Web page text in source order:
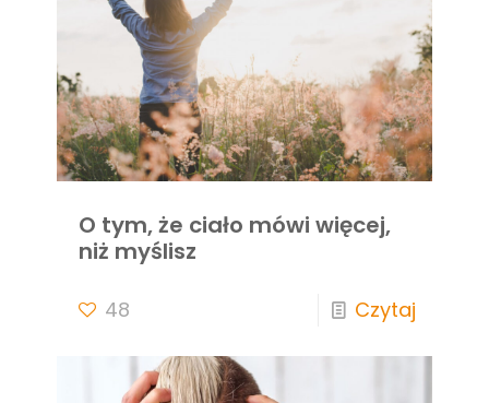
O tym, że ciało mówi więcej,
niż myślisz
48 Czytaj